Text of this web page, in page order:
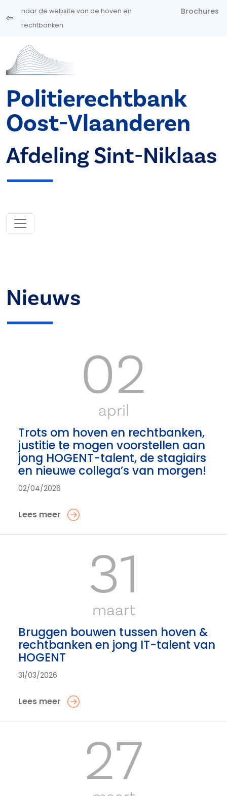
Overslaan en naar de inhoud gaan
naar de website van de hoven en
rechtbanken
Brochures
Politierechtbank
Oost-Vlaanderen
Afdeling Sint-Niklaas
Nieuws
02
april
Trots om hoven en rechtbanken,
justitie te mogen voorstellen aan
jong HOGENT-talent, de stagiairs
en nieuwe collega’s van morgen!
02/04/2026
Lees meer
31
maart
Bruggen bouwen tussen hoven &
rechtbanken en jong IT-talent van
HOGENT
31/03/2026
Lees meer
27